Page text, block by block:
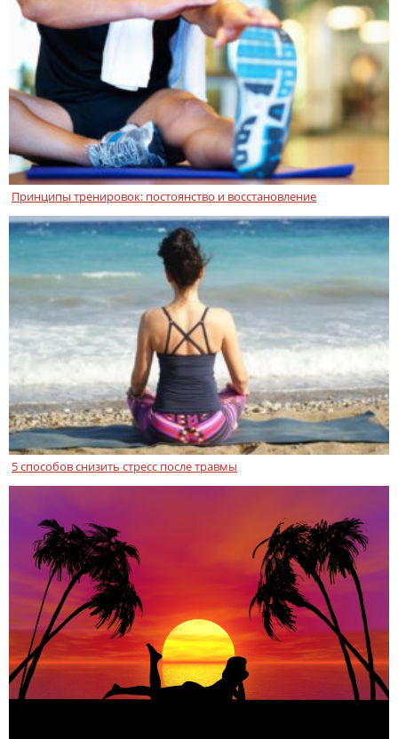
Принципы тренировок: постоянство и восстановление
5 способов снизить стресс после травмы